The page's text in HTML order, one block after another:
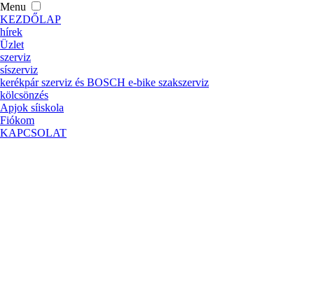
Menu
KEZDŐLAP
hírek
Üzlet
szerviz
síszerviz
kerékpár szerviz és BOSCH e-bike szakszerviz
kölcsönzés
Apjok síiskola
Fiókom
KAPCSOLAT